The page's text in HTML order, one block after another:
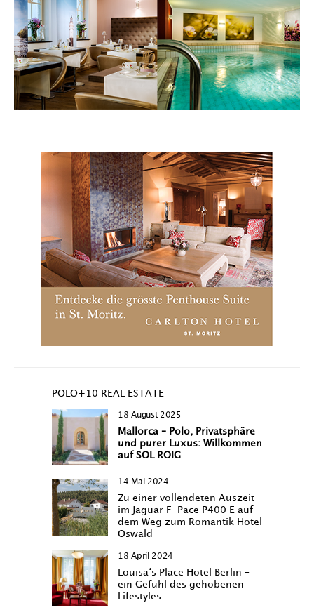
POLO+10 REAL ESTATE
18 August 2025
Mallorca – Polo, Privatsphäre
und purer Luxus: Willkommen
auf SOL ROIG
14 Mai 2024
Zu einer vollendeten Auszeit
im Jaguar F-Pace P400 E auf
dem Weg zum Romantik Hotel
Oswald
18 April 2024
Louisa‘s Place Hotel Berlin –
ein Gefühl des gehobenen
Lifestyles